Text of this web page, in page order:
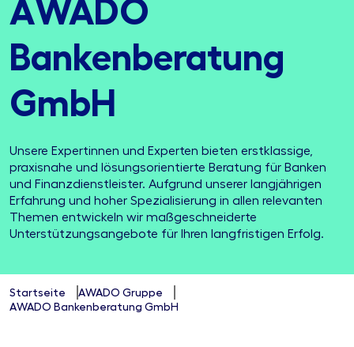
AWADO
Bankenberatung
GmbH
Unsere Expertinnen und Experten bieten erstklassige,
praxisnahe und lösungsorientierte Beratung für Banken
und Finanzdienstleister. Aufgrund unserer langjährigen
Erfahrung und hoher Spezialisierung in allen relevanten
Themen entwickeln wir maßgeschneiderte
Unterstützungsangebote für Ihren langfristigen Erfolg.
Startseite
AWADO Gruppe
AWADO Bankenberatung GmbH